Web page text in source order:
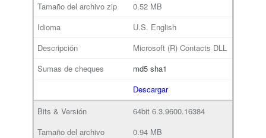
0.52 MB
U.S. English
Microsoft (R) Contacts DLL
md5 sha1
Descargar
64bit 6.3.9600.16384
0.94 MB